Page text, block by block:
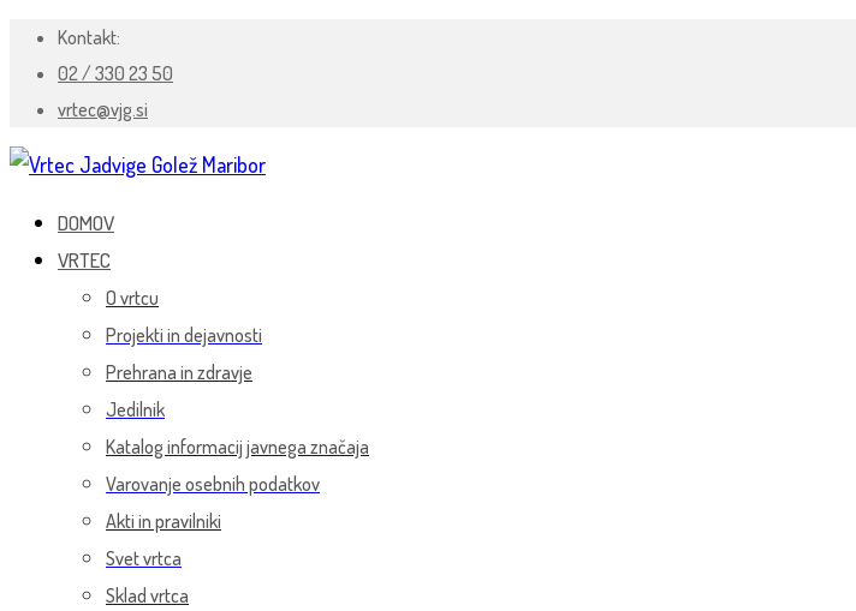
Kontakt:
02 / 330 23 50
vrtec@vjg.si
DOMOV
VRTEC
O vrtcu
Projekti in dejavnosti
Prehrana in zdravje
Jedilnik
Katalog informacij javnega značaja
Varovanje osebnih podatkov
Akti in pravilniki
Svet vrtca
Sklad vrtca